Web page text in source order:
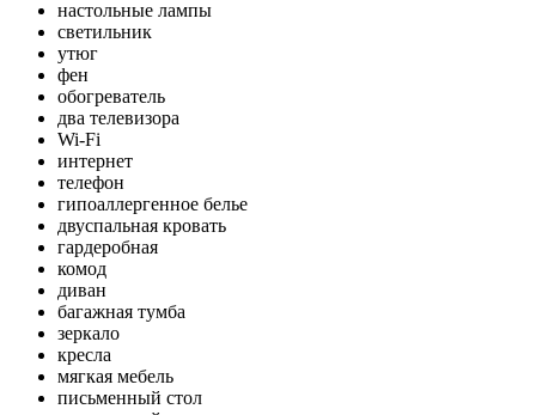
настольные лампы
светильник
утюг
фен
обогреватель
два телевизора
Wi-Fi
интернет
телефон
гипоаллергенное белье
двуспальная кровать
гардеробная
комод
диван
багажная тумба
зеркало
кресла
мягкая мебель
письменный стол